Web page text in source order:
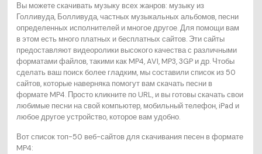
Вы можете скачивать музыку всех жанров: музыку из
Голливуда, Болливуда, частных музыкальных альбомов, песни
определенных исполнителей и многое другое. Для помощи вам
в этом есть много платных и бесплатных сайтов. Эти сайты
предоставляют видеоролики высокого качества с различными
форматами файлов, такими как MP4, AVI, MP3, 3GP и др. Чтобы
сделать ваш поиск более гладким, мы составили список из 50
сайтов, которые наверняка помогут вам скачать песни в
формате MP4. Просто кликните по URL, и вы готовы скачать свои
любимые песни на свой компьютер, мобильный телефон, iPad и
любое другое устройство, которое вам удобно.
Вот список топ-50 веб-сайтов для скачивания песен в формате
MP4: